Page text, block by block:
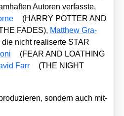
Autoren ver­fass­te,
(HARRY POTTER AND
FADES), Matthew Gra­
nicht rea­li­ser­te STAR
(FEAR AND LOATHING
Farr
(THE NIGHT
son­dern auch mit­